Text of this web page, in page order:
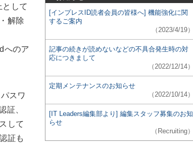
して
解除
へのア
スワ
証、
して
証も
[インプレスID読者会員の皆様へ] 機能強化に関
するご案内
（2023/4/19）
記事の続きが読めないなどの不具合発生時の対
応につきまして
（2022/12/14）
定期メンテナンスのお知らせ
（2022/10/14）
[IT Leaders編集部より] 編集スタッフ募集のお知
らせ
（Recruiting）